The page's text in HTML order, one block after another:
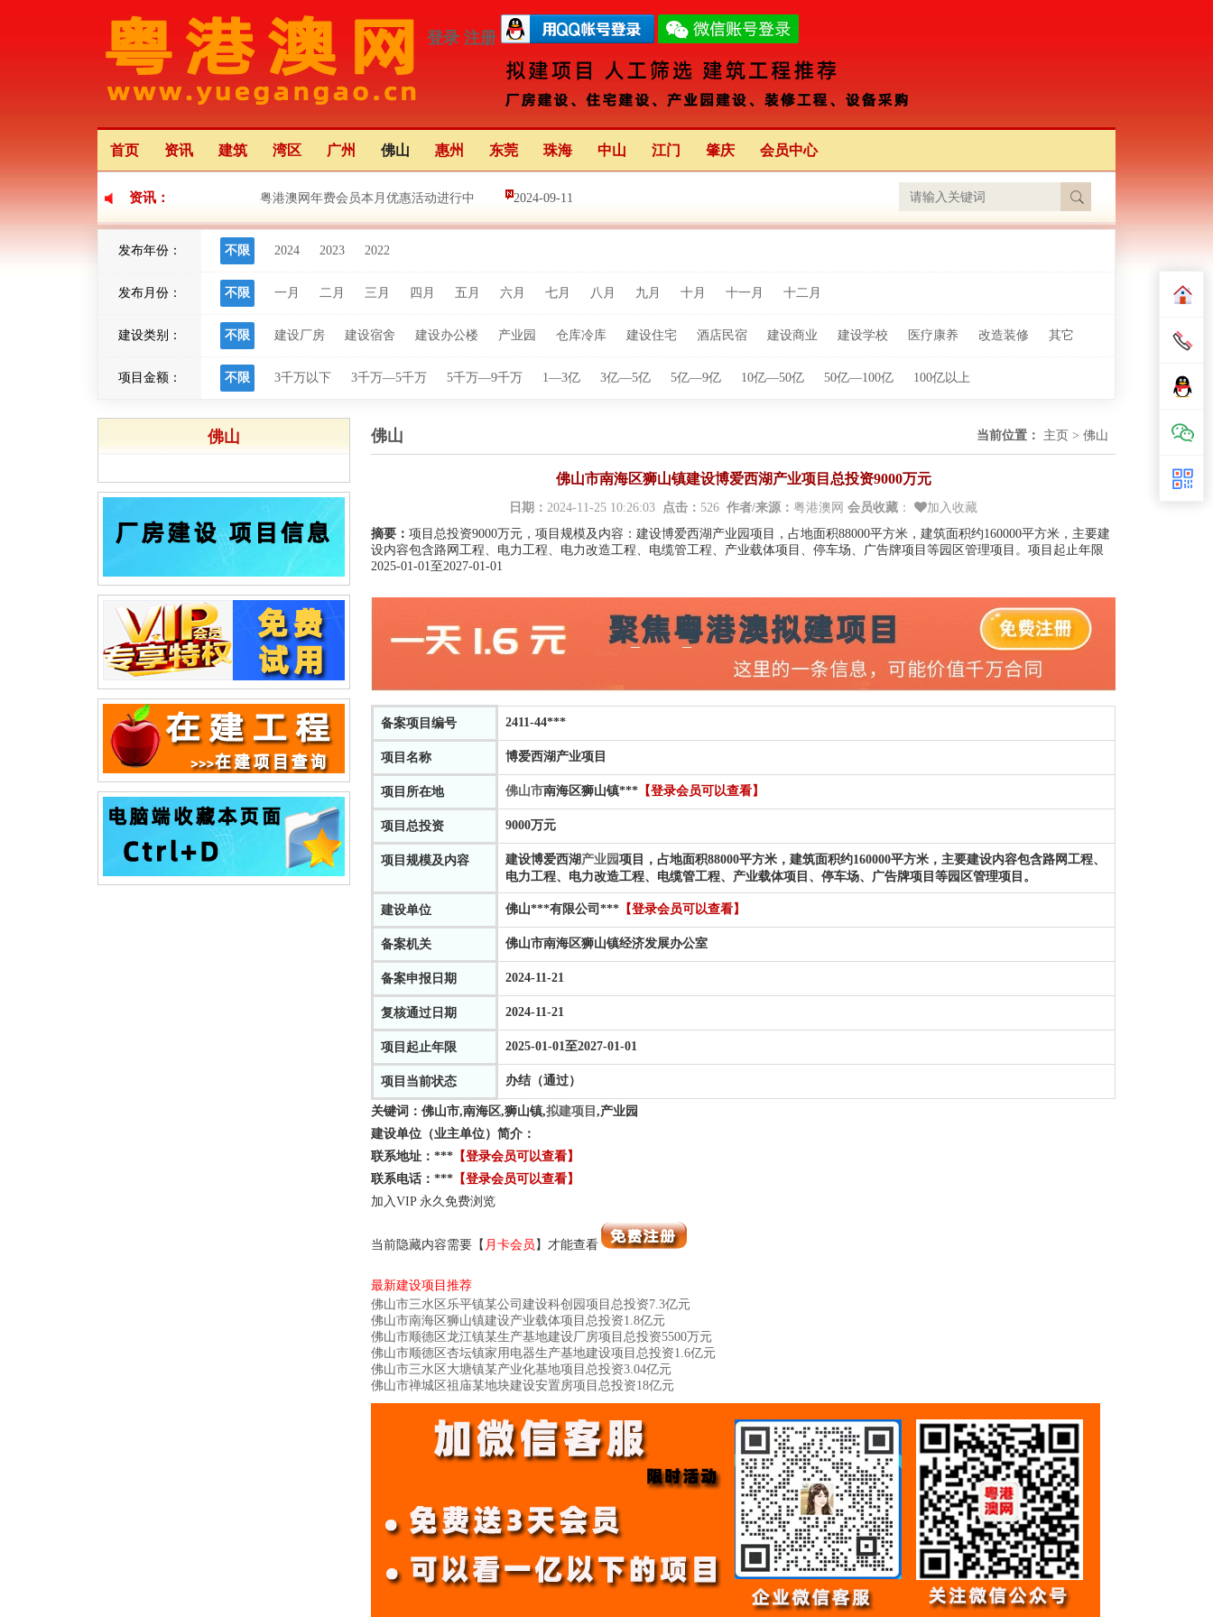
登录 注册
首页 资讯 建筑 湾区 广州 佛山 惠州 东莞 珠海 中山 江门 肇庆 会员中心
资讯： 粤港澳网年费会员本月优惠活动进行中 2024-09-11
《珠海市2024年重点建设项目计划》图文解析
发布年份： 不限 2024 2023 2022
发布月份： 不限 一月 二月 三月 四月 五月 六月 七月 八月 九月 十月 十一月 十二月
建设类别： 不限 建设厂房 建设宿舍 建设办公楼 产业园 仓库冷库 建设住宅 酒店民宿 建设商业 建设学校 医疗康养 改造装修 其它
项目金额： 不限 3千万以下 3千万—5千万 5千万—9千万 1—3亿 3亿—5亿 5亿—9亿 10亿—50亿 50亿—100亿 100亿以上
佛山 当前位置： 主页 > 佛山
佛山
佛山市南海区狮山镇建设博爱西湖产业项目总投资9000万元
日期： 2024-11-25 10:26:03 点击： 526 作者/来源： 粤港澳网 会员收藏 ：
加入收藏
摘要： 项目总投资9000万元，项目规模及内容：建设博爱西湖产业园项目，占地面积88000平方米，建筑面积约160000平方米，主要建
设内容包含路网工程、电力工程、电力改造工程、电缆管工程、产业载体项目、停车场、广告牌项目等园区管理项目。项目起止年限
2025-01-01至2027-01-01
备案项目编号 2411-44***
项目名称 博爱西湖产业项目
项目所在地 佛山市南海区狮山镇*** 【登录会员可以查看】
项目总投资 9000万元
项目规模及内容 建设博爱西湖 产业园项目，占地面积88000平方米，建筑面积约160000平方米，主要建设内容包含路网工程、
电力工程、电力改造工程、电缆管工程、产业载体项目、停车场、广告牌项目等园区管理项目。
建设单位 佛山***有限公司 *** 【登录会员可以查看】
备案机关 佛山市南海区狮山镇经济发展办公室
备案申报日期 2024-11-21
复核通过日期 2024-11-21
项目起止年限 2025-01-01至2027-01-01
项目当前状态 办结（通过）
关键词： 佛山市,南海区,狮山镇,拟建项目 ,产业园
建设单位（业主单位）简介：
联系地址： *** 【登录会员可以查看】
联系电话： *** 【登录会员可以查看】
加入VIP 永久免费浏览
当前隐藏内容需要【 月卡会员 】才能查看
最新建设项目推荐
佛山市三水区乐平镇某公司建设科创园项目总投资7.3亿元
佛山市南海区狮山镇建设产业载体项目总投资1.8亿元
佛山市顺德区龙江镇某生产基地建设厂房项目总投资5500万元
佛山市顺德区杏坛镇家用电器生产基地建设项目总投资1.6亿元
佛山市三水区大塘镇某产业化基地项目总投资3.04亿元
佛山市禅城区祖庙某地块建设安置房项目总投资18亿元